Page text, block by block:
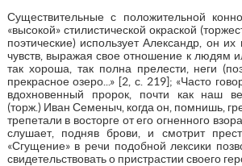
Существительные с положительной
«высокой» стилистической окраской
поэтические) использует Александр, он
чувств, выражая свое отношение к людям
так хороша, так полна прелести, неги
прекрасное озеро...» [2, с. 219]; «Часто
вдохновенный пророк, почти как наш
(торж.) Иван Семеныч, когда он, помнишь,
трепетали в восторге от его огненного
слушает, подняв брови, и смотрит
«Сгущение» в речи подобной лексики
свидетельствовать о пристрастии своего